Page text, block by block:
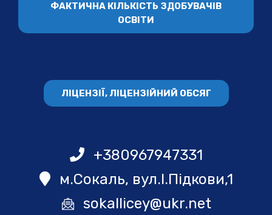
ФАКТИЧНА КІЛЬКІСТЬ ЗДОБУВАЧІВ
ОСВІТИ
ЛІЦЕНЗІЇ, ЛІЦЕНЗІЙНИЙ ОБСЯГ
+380967947331
м.Сокаль, вул.І.Підкови,1
sokallicey@ukr.net